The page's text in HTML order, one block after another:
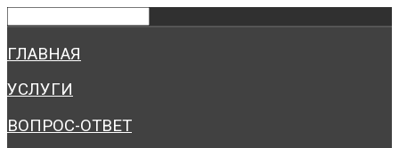
ГЛАВНАЯ
УСЛУГИ
ВОПРОС-ОТВЕТ